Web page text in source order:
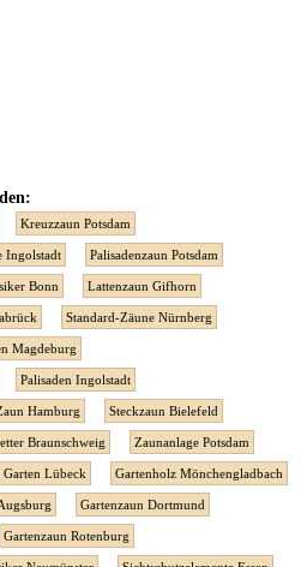
Kreuzzaun Potsdam
Ingolstadt Palisadenzaun Potsdam
Bonn Lattenzaun Gifhorn
Standard-Zäune Nürnberg
Magdeburg
Palisaden Ingolstadt
Hamburg Steckzaun Bielefeld
Braunschweig Zaunanlage Potsdam
Lübeck Gartenholz Mönchengladbach
Gartenzaun Dortmund
Gartenzaun Rotenburg